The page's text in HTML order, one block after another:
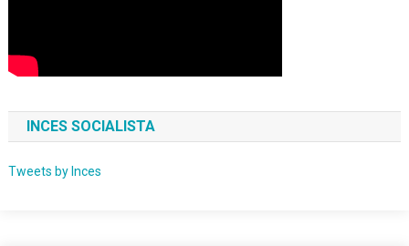
INCES SOCIALISTA
Tweets by Inces